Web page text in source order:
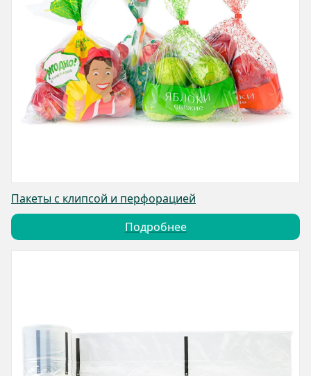
Пакеты с клипсой и перфорацией
Подробнее